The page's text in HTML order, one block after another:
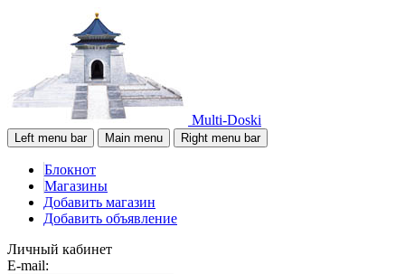
Multi-Doski
Left menu bar Main menu Right menu bar
Блокнот
Магазины
Добавить магазин
Добавить объявление
Личный кабинет
E-mail: